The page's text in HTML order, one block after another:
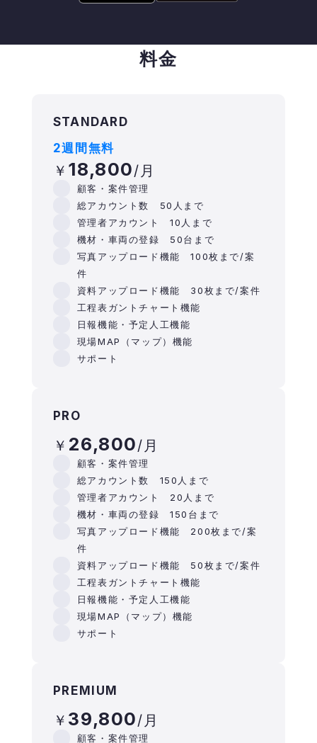
料金
STANDARD
2週間無料
18,800
顧客・案件管理
総アカウント数 50人まで
管理者アカウント 10人まで
機材・車両の登録 50台まで
写真アップロード機能 100枚まで/案
件
資料アップロード機能 30枚まで/案件
工程表ガントチャート機能
日報機能・予定人工機能
現場MAP（マップ）機能
サポート
PRO
26,800
顧客・案件管理
総アカウント数 150人まで
管理者アカウント 20人まで
機材・車両の登録 150台まで
写真アップロード機能 200枚まで/案
件
資料アップロード機能 50枚まで/案件
工程表ガントチャート機能
日報機能・予定人工機能
現場MAP（マップ）機能
サポート
PREMIUM
39,800
顧客・案件管理